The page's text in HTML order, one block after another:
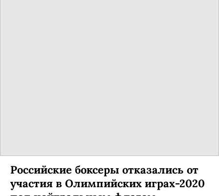
Российские боксеры отказались от
участия в Олимпийских играх-2020